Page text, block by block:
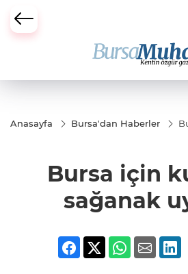
Büyükşehir Darbesi
Anasayfa Bursa'dan Haberler
Bursa için
sağanak